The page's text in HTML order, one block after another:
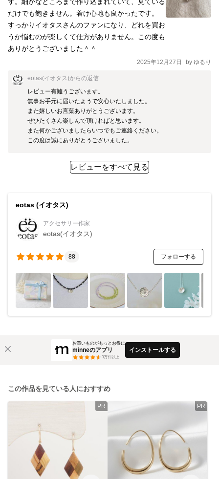
だけでも飽きません。着け心地も良かったです。
すっかりイオタスさんのファンになり、どれを買お
うか悩むのが楽しくて仕方がありません。この度も
ありがとうございました＾＾
2025年12月27日 by ゆるり
eotas(イオタス)からの返信
レビュー有難うございます。
無事お手元に届いたようで安心いたしました。
また嬉しいお言葉ありがとうございます。
ぜひたくさん楽しんで頂ければと思います。
また何かございましたらいつでもご連絡ください。
この度は誠にありがとうございました。
レビューをすべて見る
eotas (イオタス)
アクセサリー作家
eotas(イオタス)
88 フォローする
お買いものがもっとお得に
minneのアプリ
3万件以上
インストールする
この作品を見ている人におすすめ
PR PR